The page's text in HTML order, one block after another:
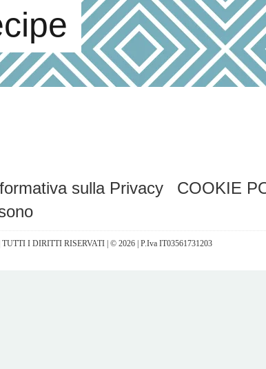
sulla Privacy
COOKIE
TUTTI I DIRITTI RISERVATI | © 2026 | P.Iva IT03561731203